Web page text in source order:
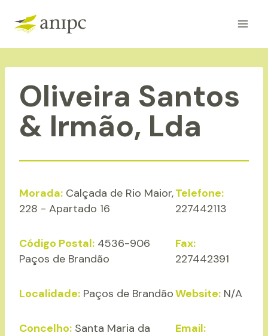
content
Oliveira Santos
& Irmão, Lda
Morada: Calçada de Rio Maior,
228 - Apartado 16
Código Postal: 4536-906
Paços de Brandão
Localidade: Paços de Brandão
Concelho: Santa Maria da
Telefone:
227442113
Fax:
227442391
Website: N/A
Email: